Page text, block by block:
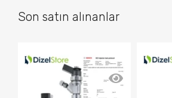
Son satın alınanlar